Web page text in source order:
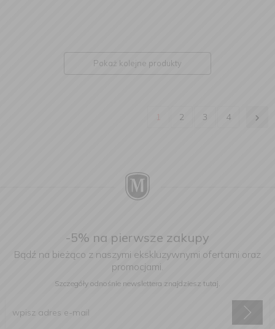
Pokaż kolejne produkty
1 2 3 4
-5% na pierwsze zakupy
Bądź na bieżąco z naszymi ekskluzywnymi ofertami oraz
promocjami.
Szczegóły odnośnie newslettera znajdziesz tutaj.